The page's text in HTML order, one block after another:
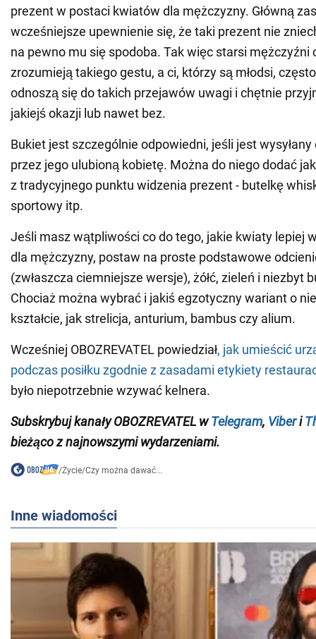
prezent w postaci kwiatów dla mężczyzny. Główną
wcześniejsze upewnienie się, że taki prezent nie
na pewno mu się spodoba. Tak więc starsi mężczyźni
zrozumieją takiego gestu, a ci, którzy są młodsi,
odnoszą się do takich przejawów uwagi i chętnie
jakiejś okazji lub nawet bez.
Bukiet jest szczególnie odpowiedni, jeśli jest
przez jego ulubioną kobietę. Można do niego dodać
z tradycyjnego punktu widzenia prezent - butelkę
sportowy itp.
Jeśli masz wątpliwości co do tego, jakie kwiaty lepiej
dla mężczyzny, postaw na proste podstawowe
(zwłaszcza ciemniejsze wersje), żółć, zieleń i niezbyt
Chociaż można wybrać i jakiś egzotyczny wariant o
kształcie, jak strelicja, anturium, bambus czy alium.
Wcześniej OBOZREVATEL powiedział, jak umieścić
podczas posiłku zgodnie z zasadami etykiety
było niepotrzebnie wzywać kelnera.
Subskrybuj kanały OBOZREVATEL w Telegram, Viberi
bieżąco z najnowszymi wydarzeniami.
/Życie/Czy można dawać...
Inne wiadomości